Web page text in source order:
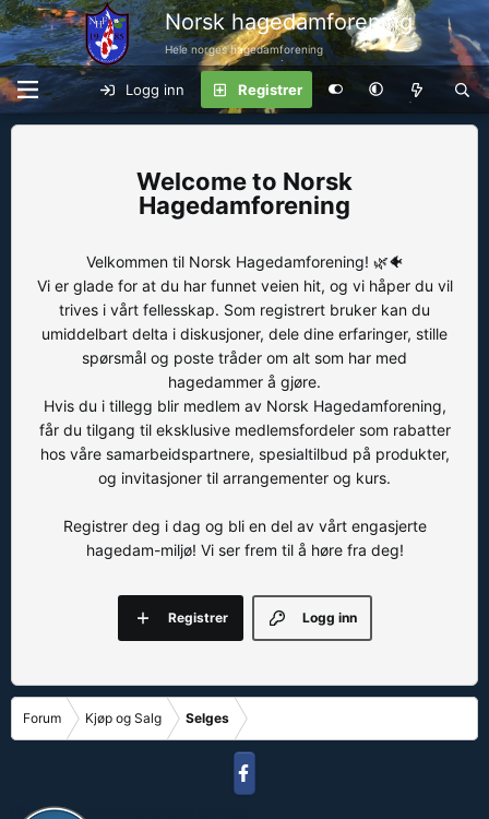
Norsk hagedamforening
Hele norges hagedamforening
Logg inn Registrer
Norsk
Hagedamforening
Velkommen til Norsk Hagedamforening! 🌿🐠
Vi er glade for at du har funnet veien hit, og vi håper du vil
trives i vårt fellesskap. Som registrert bruker kan du
umiddelbart delta i diskusjoner, dele dine erfaringer, stille
spørsmål og poste tråder om alt som har med
hagedammer å gjøre.
Hvis du i tillegg blir medlem av Norsk Hagedamforening,
får du tilgang til eksklusive medlemsfordeler som rabatter
hos våre samarbeidspartnere, spesialtilbud på produkter,
og invitasjoner til arrangementer og kurs.
Registrer deg i dag og bli en del av vårt engasjerte
hagedam-miljø! Vi ser frem til å høre fra deg!
Logg inn
Registrer
Forum Kjøp og Salg Selges